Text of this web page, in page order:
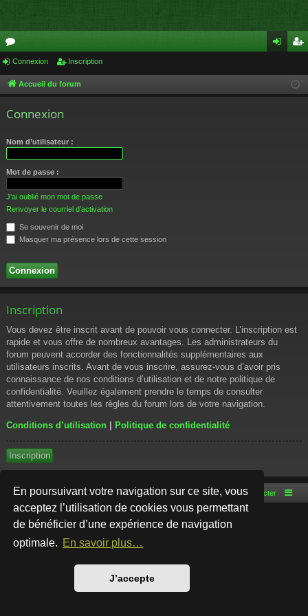
En poursuivant votre navigation sur ce site, vous
acceptez l’utilisation de cookies vous permettant
de bénéficier d’une expérience de navigation
optimale. En savoir plus…
J’accepte
or
u cri
Connexion Inscription
Accueil du forum
Connexion
Nom d’utilisateur :
Mot de passe :
J’ai oublié mon mot de passe
Renvoyer le courriel d’activation
Se souvenir de moi
Masquer ma présence lors de cette session
Inscription
Vous devez être inscrit avant de pouvoir vous connecter. L’inscription est
rapide et vous offre de nombreux avantages. Les administrateurs du
forum peuvent accorder des fonctionnalités supplémentaires aux
utilisateurs inscrits. Avant de vous inscrire, assurez-vous d’avoir pris
connaissance de nos conditions d’utilisation et de notre politique de
confidentialité. Veuillez également prendre le temps de consulter
attentivement toutes les règles du forum lors de votre navigation.
Conditions d’utilisation | Politique de confidentialité
Inscription
Accueil du forum Nous contacter
Développé parphpBB® Forum Software © phpBB Limited
Style par
Traduction française officielle